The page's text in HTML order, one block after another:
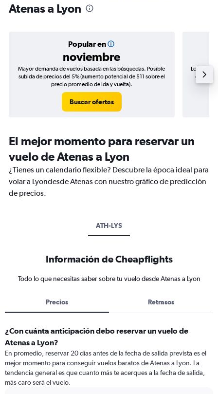
Atenas a Lyon
Popular en
noviembre
Mayor demanda de vuelos basada en las búsquedas. Posible
subida de precios del 5% (aumento potencial de $11 sobre el
precio promedio de ida y vuelta).
Buscar ofertas
Los
de
El mejor momento para reservar un
vuelo de Atenas a Lyon
¿Tienes un calendario flexible? Descubre la época ideal para
volar a Lyondesde Atenas con nuestro gráfico de predicción
de precios.
ATH-LYS
Información de Cheapflights
Todo lo que necesitas saber sobre tu vuelo desde Atenas a Lyon
Precios Retrasos
¿Con cuánta anticipación debo reservar un vuelo de
Atenas a Lyon?
En promedio, reservar 20 días antes de la fecha de salida prevista es el
mejor momento para conseguir vuelos baratos de Atenas a Lyon. La
tendencia general es que cuanto más te acerques a la fecha de salida,
más caro será el vuelo.